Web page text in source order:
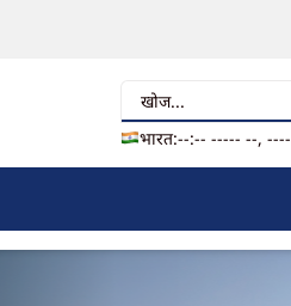
खोज
भारत:--:-- ----- --, ----